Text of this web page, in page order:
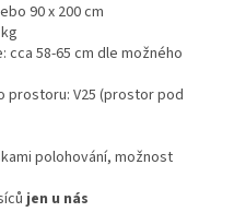
90 x 200 cm
58-65 cm dle možného
prostoru: V25 (prostor pod
polohování, možnost
jen u nás